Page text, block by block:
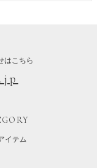
はこちら
イテム